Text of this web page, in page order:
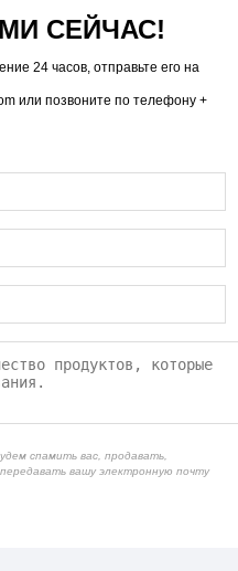
СЕЙЧАС!
24 часов, отправьте его на
или позвоните по телефону +
спамить вас, продавать,
вашу электронную почту